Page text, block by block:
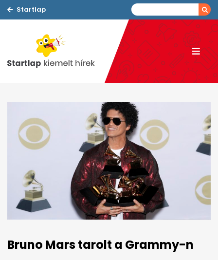
Startlap
Bruno Mars tarolt a Grammy-n